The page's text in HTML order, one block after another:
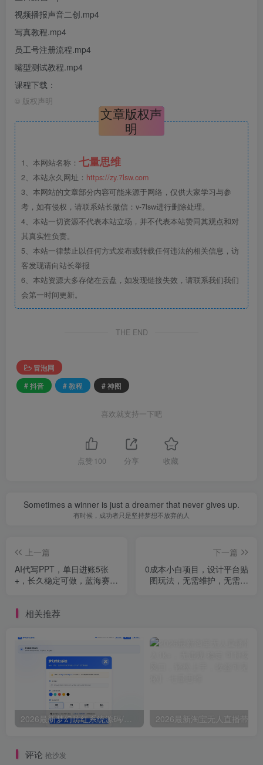
视频播报声音二创.mp4
写真教程.mp4
员工号注册流程.mp4
嘴型测试教程.mp4
课程下载：
© 版权声明
文章版权声
明
1、本网站名称： 七量思维
2、本站永久网址： https://zy.7lsw.com
3、本网站的文章部分内容可能来源于网络，仅供大家学习与参
考，如有侵权，请联系站长微信：v-7lsw进行删除处理。
4、本站一切资源不代表本站立场，并不代表本站赞同其观点和对
其真实性负责。
5、本站一律禁止以任何方式发布或转载任何违法的相关信息，访
客发现请向站长举报
6、本站资源大多存储在云盘，如发现链接失效，请联系我们我们
会第一时间更新。
THE END
冒泡网
# 抖音
# 教程 # 神图
喜欢就支持一下吧
点赞 100 分享 收藏
Sometimes a winner is just a dreamer that never gives up.
有时候，成功者只是坚持梦想不放弃的人
上一篇
AI代写PPT，单日进账5张
+，长久稳定可做，蓝海赛道
下一篇
0成本小白项目，设计平台贴
图玩法，无需维护，无需成
相关推荐
评论 抢沙发